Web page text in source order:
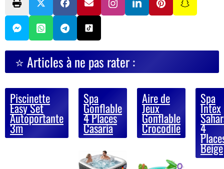
⭐ Articles à ne pas rater :
Piscinette
Easy Set
Autoportante
3m
Spa
Gonflable
4 Places
Casaria
Aire de
Jeux
Gonflable
Crocodile
Spa
Intex
4
Beige